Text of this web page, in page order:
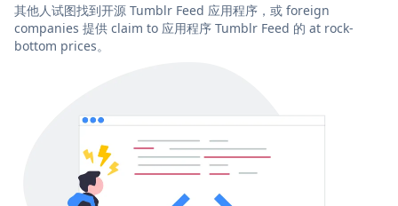
其他人试图找到开源 Tumblr Feed 应用程序，或 foreign
companies 提供 claim to 应用程序 Tumblr Feed 的 at rock-
bottom prices。